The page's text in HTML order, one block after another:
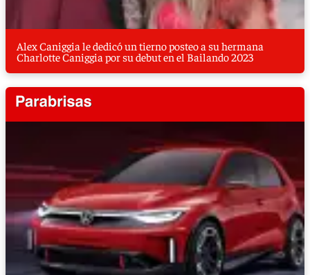
Alex Caniggia le dedicó un tierno posteo a su hermana
Charlotte Caniggia por su debut en el Bailando 2023